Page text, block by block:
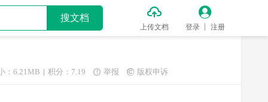
搜文档 
上传文档

登录 注册
：6.21MB 积分：7.19  举报  版权申诉